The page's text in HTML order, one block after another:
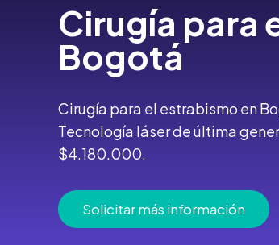
Cirugía para
Bogotá
Cirugía para el estrabismo en
Tecnología láser de última
$4.180.000.
Solicitar más información